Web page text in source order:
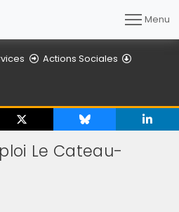
Menu
Actions Sociales
Le Cateau-